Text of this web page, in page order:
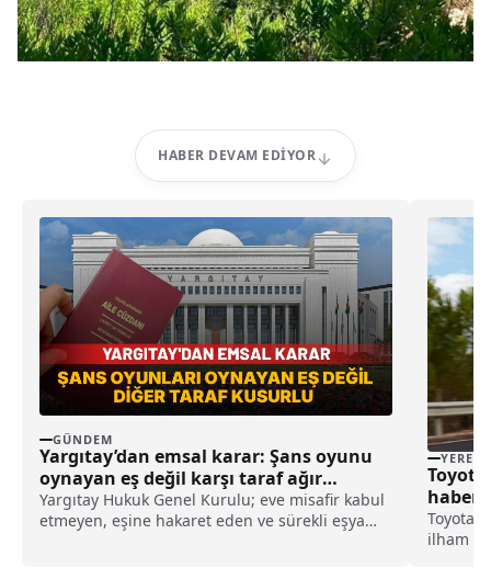
HABER DEVAM EDIYOR
GÜNDEM
Yargıtay’dan emsal karar: Şans oyunu
oynayan eş değil karşı taraf ağır
kusurlu sayıldı
Yargıtay Hukuk Genel Kurulu; eve misafir kabul
etmeyen, eşine hakaret eden ve sürekli eşya
YEREL
haberi
Toyota,
ilham